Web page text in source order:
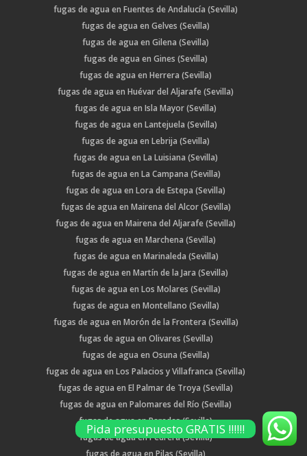
fugas de agua en Fuentes de Andalucía (Sevilla)
fugas de agua en Gelves (Sevilla)
fugas de agua en Gilena (Sevilla)
fugas de agua en Gines (Sevilla)
fugas de agua en Herrera (Sevilla)
fugas de agua en Huévar del Aljarafe (Sevilla)
fugas de agua en Isla Mayor (Sevilla)
fugas de agua en Lantejuela (Sevilla)
fugas de agua en Lebrija (Sevilla)
fugas de agua en La Luisiana (Sevilla)
fugas de agua en La Campana (Sevilla)
fugas de agua en Lora de Estepa (Sevilla)
fugas de agua en Mairena del Alcor (Sevilla)
fugas de agua en Mairena del Aljarafe (Sevilla)
fugas de agua en Marchena (Sevilla)
fugas de agua en Marinaleda (Sevilla)
fugas de agua en Martín de la Jara (Sevilla)
fugas de agua en Los Molares (Sevilla)
fugas de agua en Montellano (Sevilla)
fugas de agua en Morón de la Frontera (Sevilla)
fugas de agua en Olivares (Sevilla)
fugas de agua en Osuna (Sevilla)
fugas de agua en Los Palacios y Villafranca (Sevilla)
fugas de agua en El Palmar de Troya (Sevilla)
fugas de agua en Palomares del Río (Sevilla)
fugas de agua en Paradas (Sevilla)
fugas de agua en Pedrera (Sevilla)
Pida presupuesto GRATIS !!!!!!